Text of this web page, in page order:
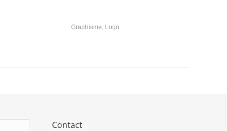
Graphisme, Logo
Contact